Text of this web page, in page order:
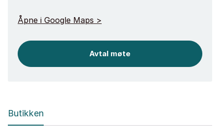
Åpne i Google Maps >
Avtal møte
Butikken